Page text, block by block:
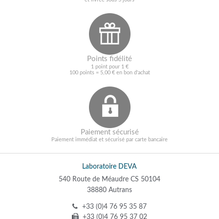
Points fidélité
1 point pour 1 €
100 points = 5,00 € en bon d'achat
Paiement sécurisé
Paiement immédiat et sécurisé par carte bancaire
Laboratoire DEVA
540 Route de Méaudre CS 50104
38880 Autrans
+33 (0)4 76 95 35 87
+33 (0)4 76 95 37 02